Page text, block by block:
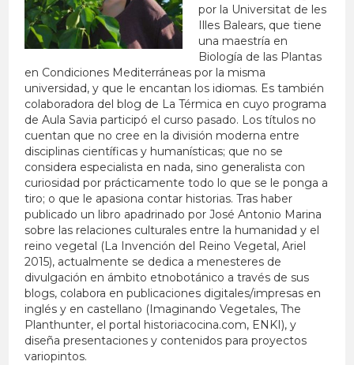
por la Universitat de les
Illes Balears, que tiene
una maestría en
Biología de las Plantas
en Condiciones Mediterráneas por la misma
universidad, y que le encantan los idiomas. Es también
colaboradora del blog de La Térmica en cuyo programa
de Aula Savia participó el curso pasado. Los títulos no
cuentan que no cree en la división moderna entre
disciplinas científicas y humanísticas; que no se
considera especialista en nada, sino generalista con
curiosidad por prácticamente todo lo que se le ponga a
tiro; o que le apasiona contar historias. Tras haber
publicado un libro apadrinado por José Antonio Marina
sobre las relaciones culturales entre la humanidad y el
reino vegetal (La Invención del Reino Vegetal, Ariel
2015), actualmente se dedica a menesteres de
divulgación en ámbito etnobotánico a través de sus
blogs, colabora en publicaciones digitales/impresas en
inglés y en castellano (Imaginando Vegetales, The
Planthunter, el portal historiacocina.com, ENKI), y
diseña presentaciones y contenidos para proyectos
variopintos.